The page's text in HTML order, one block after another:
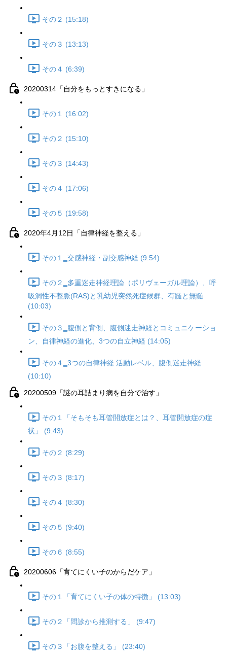
その２ (15:18)
その３ (13:13)
その４ (6:39)
20200314「自分をもっとすきになる」
その１ (16:02)
その２ (15:10)
その３ (14:43)
その４ (17:06)
その５ (19:58)
2020年4月12日「自律神経を整える」
その１‗交感神経・副交感神経 (9:54)
その２‗多重迷走神経理論（ポリヴェーガル理論）、呼
吸洞性不整脈(RAS)と乳幼児突然死症候群、有髄と無髄
(10:03)
その３‗腹側と背側、腹側迷走神経とコミュニケーショ
ン、自律神経の進化、3つの自立神経 (14:05)
その４‗3つの自律神経 活動レベル、腹側迷走神経
(10:10)
20200509「謎の耳詰まり病を自分で治す」
その１「そもそも耳管開放症とは？、耳管開放症の症
状」 (9:43)
その２ (8:29)
その３ (8:17)
その４ (8:30)
その５ (9:40)
その６ (8:55)
20200606「育てにくい子のからだケア」
その１「育てにくい子の体の特徴」 (13:03)
その２「問診から推測する」 (9:47)
その３「お腹を整える」 (23:40)